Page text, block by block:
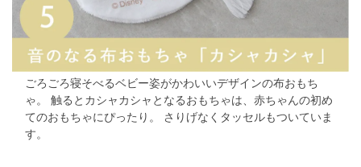
ごろごろ寝そべるベビー姿がかわいいデザインの布おもち
ゃ。
触るとカシャカシャとなるおもちゃは、赤ちゃんの初め
てのおもちゃにぴったり。
さりげなくタッセルもついていま
す。